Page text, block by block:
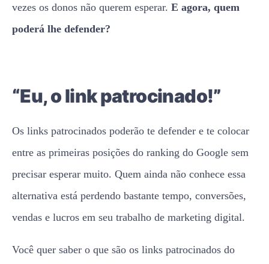
vezes os donos não querem esperar. E agora, quem
poderá lhe defender?
“Eu, o link patrocinado!”
Os links patrocinados poderão te defender e te colocar
entre as primeiras posições do ranking do Google sem
precisar esperar muito. Quem ainda não conhece essa
alternativa está perdendo bastante tempo, conversões,
vendas e lucros em seu trabalho de marketing digital.
Você quer saber o que são os links patrocinados do